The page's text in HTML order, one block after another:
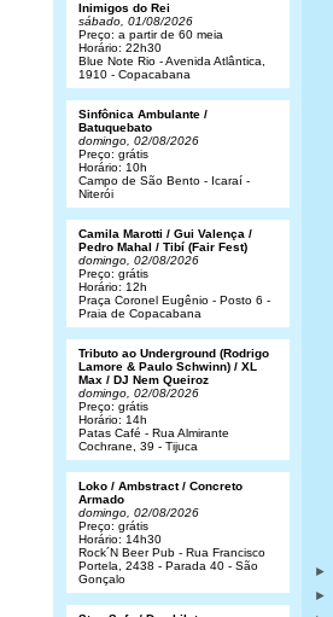
►
►
Inimigos do Rei
sábado, 01/08/2026
Preço: a partir de 60 meia
Horário: 22h30
Blue Note Rio - Avenida Atlântica,
1910 - Copacabana
Sinfônica Ambulante /
Batuquebato
domingo, 02/08/2026
Preço: grátis
Horário: 10h
Campo de São Bento - Icaraí -
Niterói
Camila Marotti / Gui Valença /
Pedro Mahal / Tibí (Fair Fest)
domingo, 02/08/2026
Preço: grátis
Horário: 12h
Praça Coronel Eugênio - Posto 6 -
Praia de Copacabana
Tributo ao Underground (Rodrigo
Lamore & Paulo Schwinn) / XL
Max / DJ Nem Queiroz
domingo, 02/08/2026
Preço: grátis
Horário: 14h
Patas Café - Rua Almirante
Cochrane, 39 - Tijuca
Loko / Ambstract / Concreto
Armado
domingo, 02/08/2026
Preço: grátis
Horário: 14h30
Rock´N Beer Pub - Rua Francisco
Portela, 2438 - Parada 40 - São
Gonçalo